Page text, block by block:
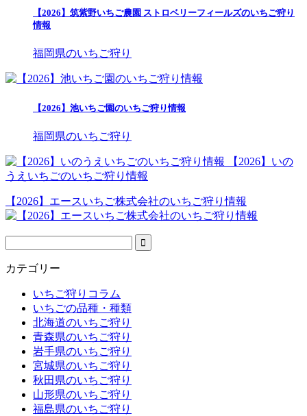
【2026】筑紫野いちご農園 ストロベリーフィールズのいちご狩り
情報
福岡県のいちご狩り
【2026】池いちご園のいちご狩り情報
福岡県のいちご狩り
【2026】いの
うえいちごのいちご狩り情報
【2026】エースいちご株式会社のいちご狩り情報
カテゴリー
いちご狩りコラム
いちごの品種・種類
北海道のいちご狩り
青森県のいちご狩り
岩手県のいちご狩り
宮城県のいちご狩り
秋田県のいちご狩り
山形県のいちご狩り
福島県のいちご狩り